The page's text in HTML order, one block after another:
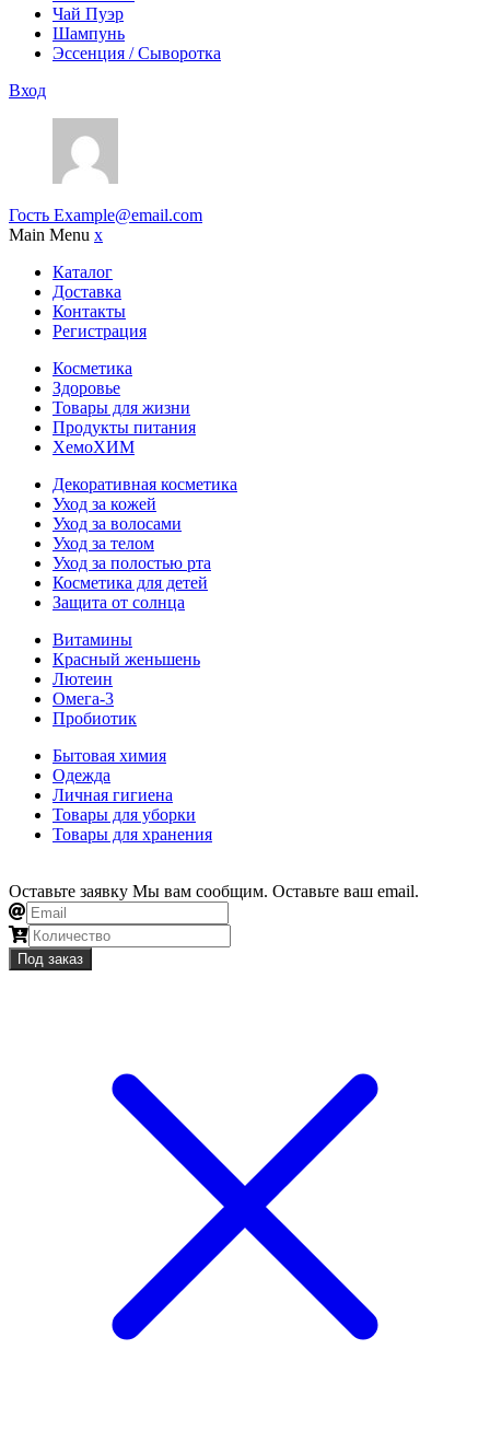
Чай Пуэр
Шампунь
Эссенция / Сыворотка
Вход
Гость Example@email.com
Main Menu x
Каталог
Доставка
Контакты
Регистрация
Косметика
Здоровье
Товары для жизни
Продукты питания
ХемоХИМ
Декоративная косметика
Уход за кожей
Уход за волосами
Уход за телом
Уход за полостью рта
Косметика для детей
Защита от солнца
Витамины
Красный женьшень
Лютеин
Омега-3
Пробиотик
Бытовая химия
Одежда
Личная гигиена
Товары для уборки
Товары для хранения
Оставьте заявку Мы вам сообщим. Оставьте ваш email.
Под заказ